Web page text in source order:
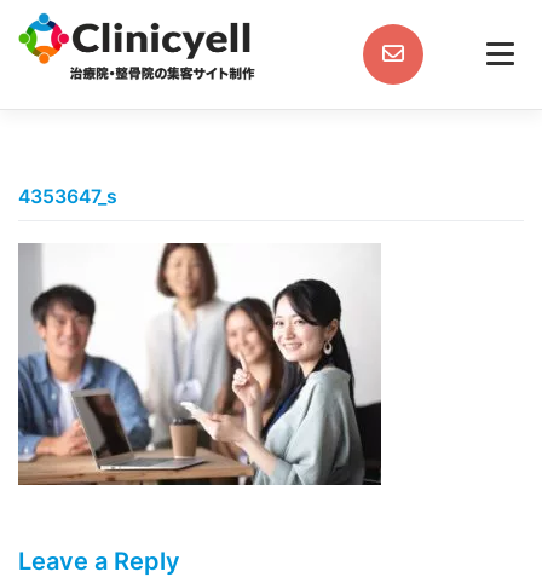
content
4353647_s
Leave a Reply